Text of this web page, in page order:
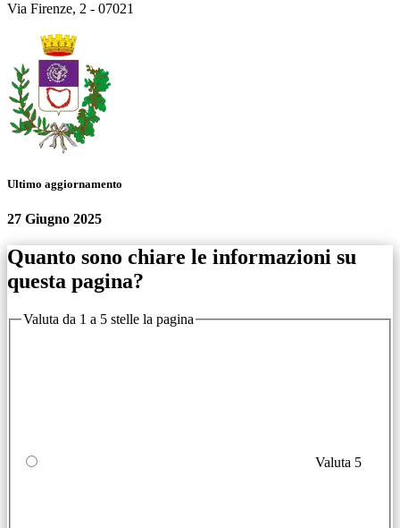
Via Firenze, 2 - 07021
Ultimo aggiornamento
27 Giugno 2025
Quanto sono chiare le informazioni su
questa pagina?
Valuta da 1 a 5 stelle la pagina
Valuta 5